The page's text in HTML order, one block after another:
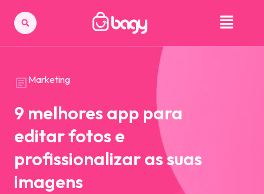
Marketing
9 melhores app para
editar fotos e
profissionalizar as suas
imagens